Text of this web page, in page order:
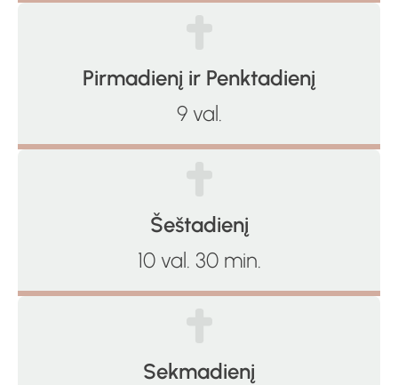
Pirmadienį ir Penktadienį
9 val.
Šeštadienį
10 val. 30 min.
Sekmadienį